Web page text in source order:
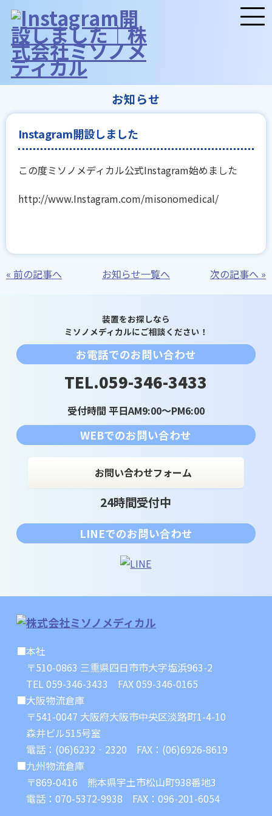
お知らせ
Instagram開設しました
この度ミソノメディカル公式Instagram始めました
http://www.Instagram.com/misonomedical/
« 前の記事へ お知らせ一覧へ 次の記事へ »
装置をお探しなら
ミソノメディカルにご相談ください！
お電話でのお問い合わせ
TEL.059-346-3433
受付時間 平日AM9:00～PM6:00
WEBでのお問い合わせ
お問い合わせフォーム
24時間受付中
LINEでのお問い合わせ
■本社
〒510-0863 三重県四日市市大字塩浜963-2
TEL 059-346-3433 FAX 059-346-0165
■大阪物流倉庫
〒541-0047 大阪府大阪市中央区淡路町1-4-10
森井ビル515号室
電話：(06)6232‐2320 FAX：(06)6926-8619
■九州物流倉庫
〒869-0416 熊本県宇土市松山町938番地3
電話：070-5372-9938 FAX：096-201-6054